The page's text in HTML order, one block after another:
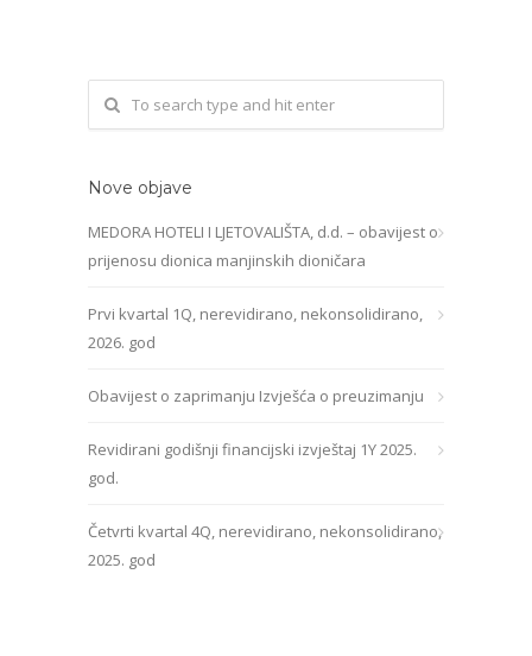
Nove objave
MEDORA HOTELI I LJETOVALIŠTA, d.d. – obavijest o
prijenosu dionica manjinskih dioničara
Prvi kvartal 1Q, nerevidirano, nekonsolidirano,
2026. god
Obavijest o zaprimanju Izvješća o preuzimanju
Revidirani godišnji financijski izvještaj 1Y 2025.
god.
Četvrti kvartal 4Q, nerevidirano, nekonsolidirano,
2025. god